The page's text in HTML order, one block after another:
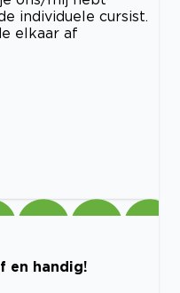
individuele cursist.
elkaar af
en handig!